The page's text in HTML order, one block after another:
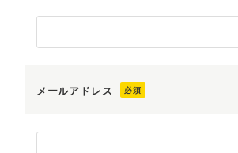
メールアドレス